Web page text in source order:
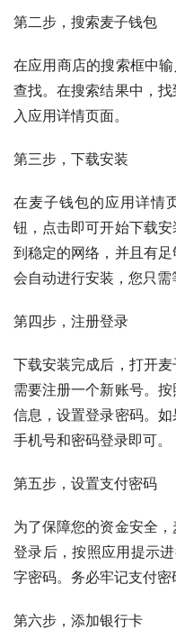
第二步，搜索麦子钱包
在应用商店的搜索框中
查找。在搜索结果中，
入应用详情页面。
第三步，下载安装
在麦子钱包的应用详情
钮，点击即可开始下载
到稳定的网络，并且有
会自动进行安装，您只需
第四步，注册登录
下载安装完成后，打开
需要注册一个新账号。
信息，设置登录密码。
手机号和密码登录即可。
第五步，设置支付密码
为了保障您的资金安全
登录后，按照应用提示
字密码。务必牢记支付密
第六步，添加银行卡